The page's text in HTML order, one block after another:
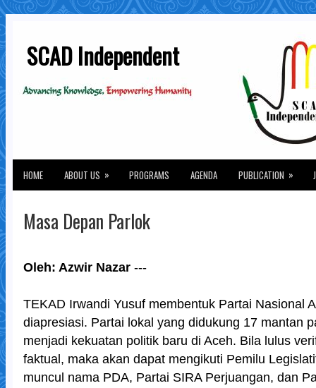
SCAD Independent
HOME ABOUT US » PROGRAMS AGENDA PUBLICATION »
Masa Depan Parlok
Oleh: Azwir Nazar ---
TEKAD Irwandi Yusuf membentuk Partai Nasional
diapresiasi. Partai lokal yang didukung 17 mantan
menjadi kekuatan politik baru di Aceh. Bila lulus
faktual, maka akan dapat mengikuti Pemilu
muncul nama PDA, Partai SIRA Perjuangan, dan